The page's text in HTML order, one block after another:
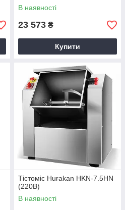
В наявності
23 573 ₴
Купити
Тістоміс Hurakan HKN-7.5HN
(220В)
В наявності